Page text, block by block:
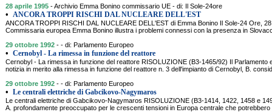
28 aprile 1995 - Archivio Emma Bonino commissario UE - di: Il Sole-24ore
• ANCORA TROPPI RISCHI DAL NUCLEARE DELL'EST
ANCORA TROPPI RISCHI DAL NUCLEARE DELL'EST di Emma Bonino Il Sole-24 Ore,
Commissaria europea Emma Bonino illustra i problemi connessi con la presenza in
29 ottobre 1992 - - di: Parlamento Europeo
• Cernobyl - La rimessa in funzione del reattore
Cernobyl - La rimessa in funzione del reattore RISOLUZIONE (B3-1465/92) Il Parlamento
notizia in merito alla rimessa in funzione del reattore n. 3 dell'impianto di Cernobyl, B.
29 ottobre 1992 - - di: Parlamento Europeo
• Le centrali elettriche di Gabcikovo-Nagymaros
Le centrali elettriche di Gabcikovo-Nagymaros RISOLUZIONE (B3-1414, 1422, 1458 e
A. profondamente preoccupato per le crescenti tensioni in Europa centrale che